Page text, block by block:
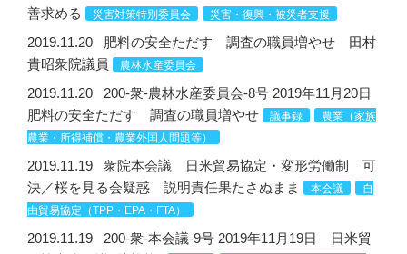
善求める
災害対策特別委員会 災害・復興・被災者支援
2019.11.20
肥料の安全ただす 調査の職員増やせ 田村
貴昭衆院議員
農林水産委員会
2019.11.20
200-衆-農林水産委員会-8号 2019年11月20日
肥料の安全ただす 調査の職員増やせ
議事録
農業（家族
農業・所得補償・農業外国人問題等）
2019.11.19
衆院本会議 日米貿易協定・変形労働制 可
決／桜を見る会疑惑 説明責任果たさぬまま
本会議
自
由貿易協定（TPP・EPA・FTA）
2019.11.19
200-衆-本会議-9号 2019年11月19日 日米貿